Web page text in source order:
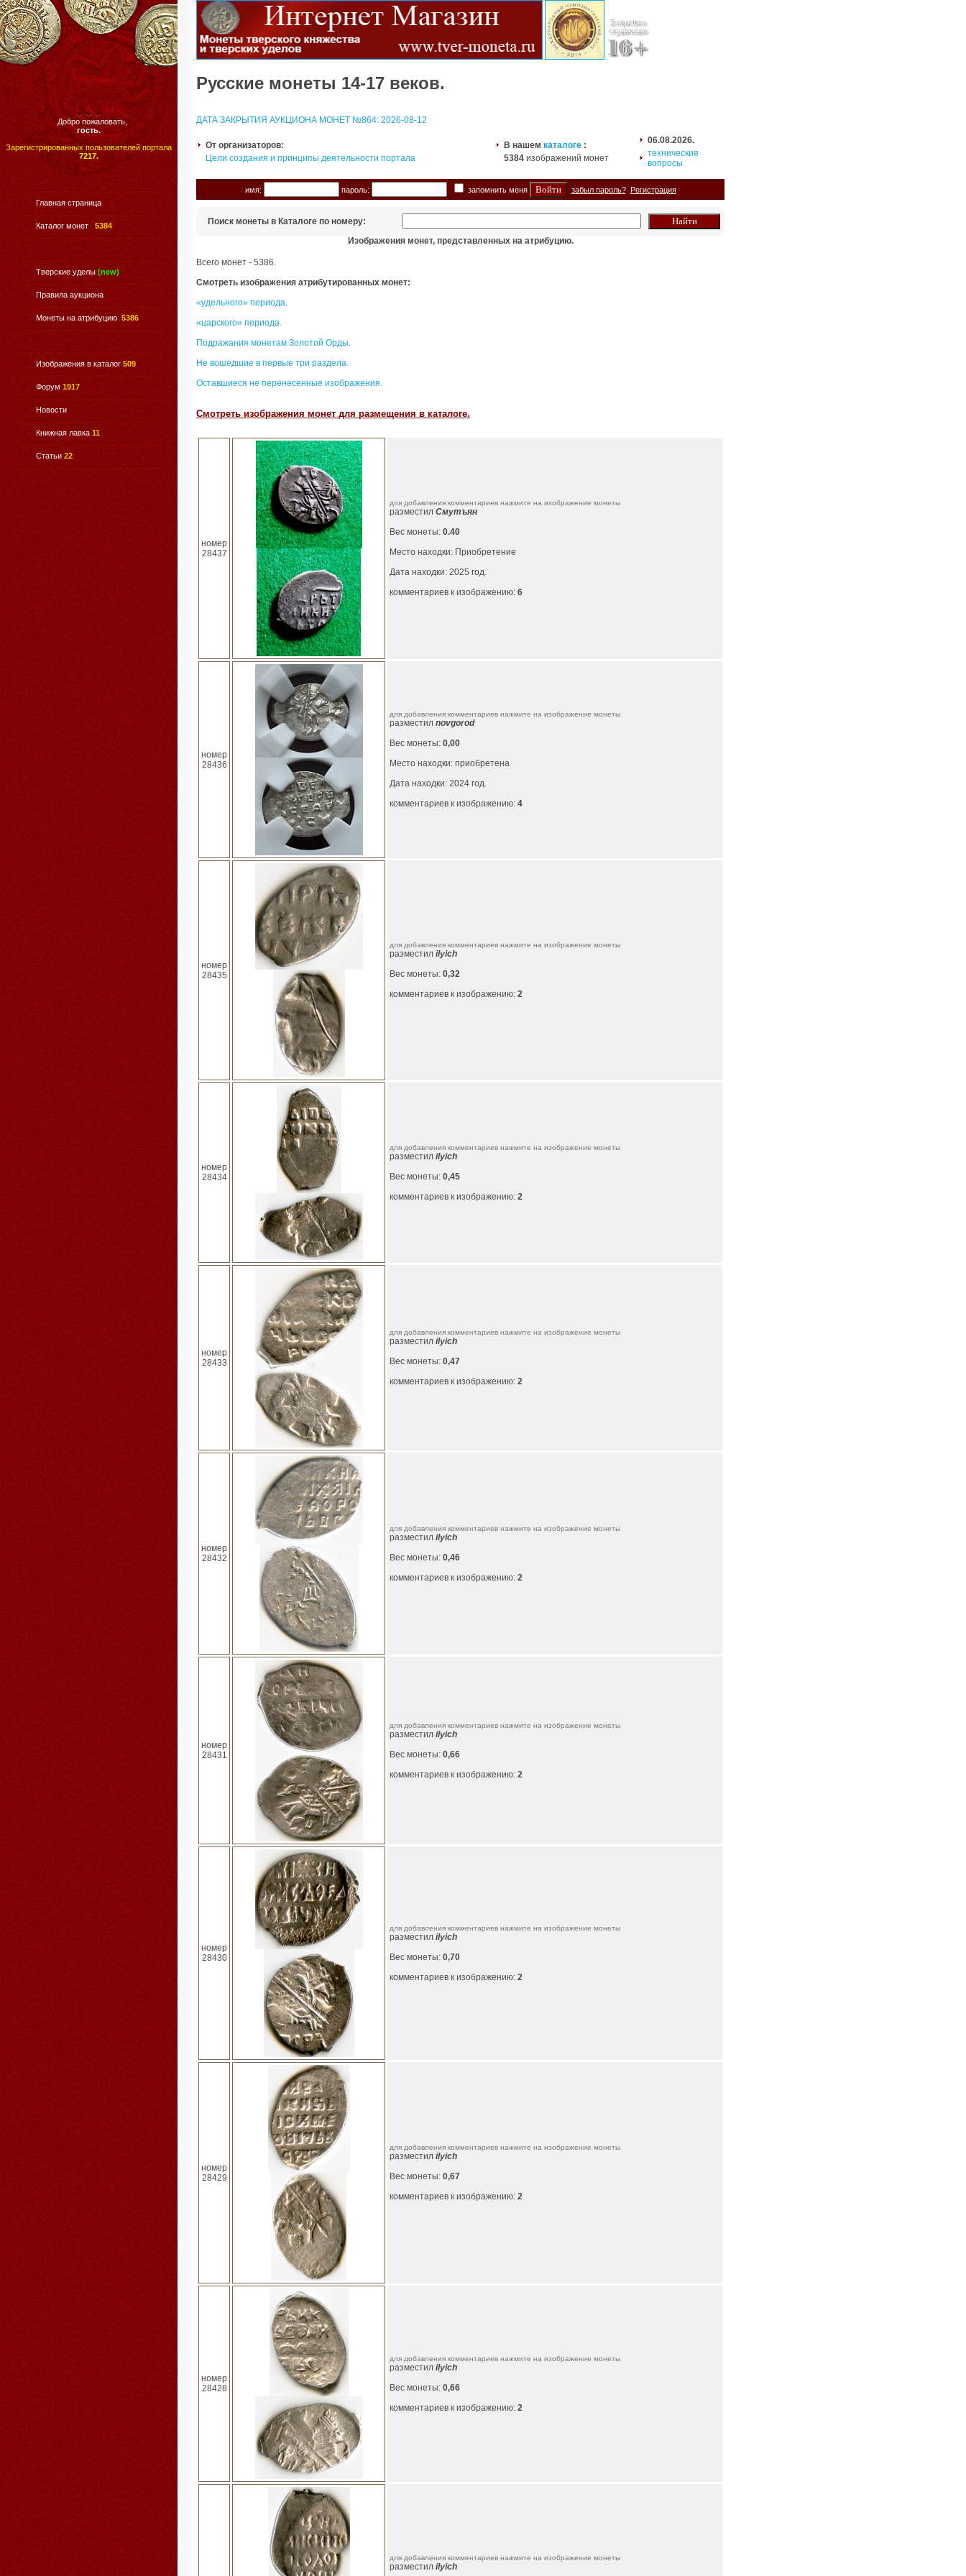
Добро пожаловать,
гость.
Зарегистрированных пользователей портала
7217.
Главная страница
Каталог монет 5384
Тверские уделы (new)
Правила аукциона
Монеты на атрибуцию 5386
Изображения в каталог 509
Форум 1917
Новости
Книжная лавка 11
Статьи 22
Русские монеты 14-17 веков.
ДАТА ЗАКРЫТИЯ АУКЦИОНА МОНЕТ №864: 2026-08-12
От организаторов:
Цели создания и принципы деятельности портала
В нашем каталоге :
5384 изображений монет
06.08.2026.
технические
вопросы
имя: пароль: запомнить меня забыл пароль? Регистрация
Поиск монеты в Каталоге по номеру:
Изображения монет, представленных на атрибуцию.
Всего монет - 5386.
Смотреть изображения атрибутированных монет:
«удельного» периода.
«царского» периода.
Подражания монетам Золотой Орды.
Не вошедшие в первые три раздела.
Оставшиеся не перенесенные изображения.
Смотреть изображения монет для размещения в каталоге.
номер
28437
для добавления комментариев нажмите на изображение монеты
разместил Смутъян
Вес монеты: 0.40
Место находки: Приобретение
Дата находки: 2025 год.
комментариев к изображению: 6
номер
28436
для добавления комментариев нажмите на изображение монеты
разместил novgorod
Вес монеты: 0,00
Место находки: приобретена
Дата находки: 2024 год.
комментариев к изображению: 4
номер
28435
для добавления комментариев нажмите на изображение монеты
разместил ilyich
Вес монеты: 0,32
комментариев к изображению: 2
номер
28434
для добавления комментариев нажмите на изображение монеты
разместил ilyich
Вес монеты: 0,45
комментариев к изображению: 2
номер
28433
для добавления комментариев нажмите на изображение монеты
разместил ilyich
Вес монеты: 0,47
комментариев к изображению: 2
номер
28432
для добавления комментариев нажмите на изображение монеты
разместил ilyich
Вес монеты: 0,46
комментариев к изображению: 2
номер
28431
для добавления комментариев нажмите на изображение монеты
разместил ilyich
Вес монеты: 0,66
комментариев к изображению: 2
номер
28430
для добавления комментариев нажмите на изображение монеты
разместил ilyich
Вес монеты: 0,70
комментариев к изображению: 2
номер
28429
для добавления комментариев нажмите на изображение монеты
разместил ilyich
Вес монеты: 0,67
комментариев к изображению: 2
номер
28428
для добавления комментариев нажмите на изображение монеты
разместил ilyich
Вес монеты: 0,66
комментариев к изображению: 2
для добавления комментариев нажмите на изображение монеты
разместил ilyich